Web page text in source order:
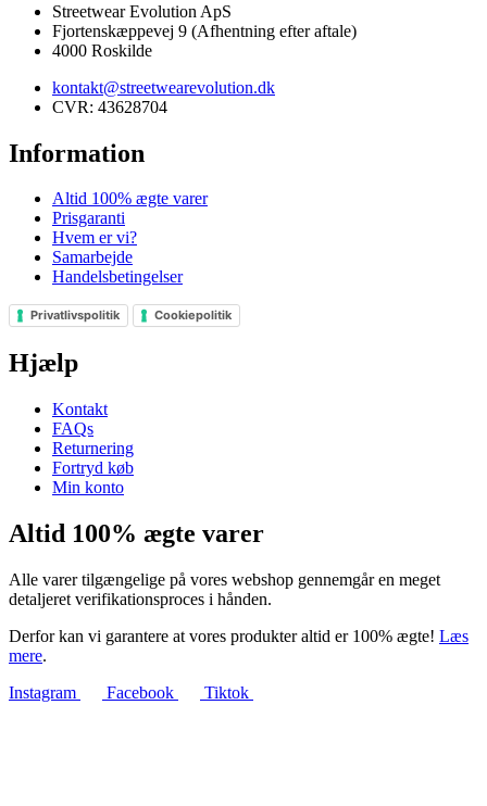
Streetwear Evolution ApS
Fjortenskæppevej 9 (Afhentning efter aftale)
4000 Roskilde
kontakt@streetwearevolution.dk
CVR: 43628704
Information
Altid 100% ægte varer
Prisgaranti
Hvem er vi?
Samarbejde
Handelsbetingelser
Privatlivspolitik Cookiepolitik
Hjælp
Kontakt
FAQs
Returnering
Fortryd køb
Min konto
Altid 100% ægte varer
Alle varer tilgængelige på vores webshop gennemgår en meget
detaljeret verifikationsproces i hånden.
Derfor kan vi garantere at vores produkter altid er 100% ægte! Læs
mere.
Instagram
Facebook Tiktok